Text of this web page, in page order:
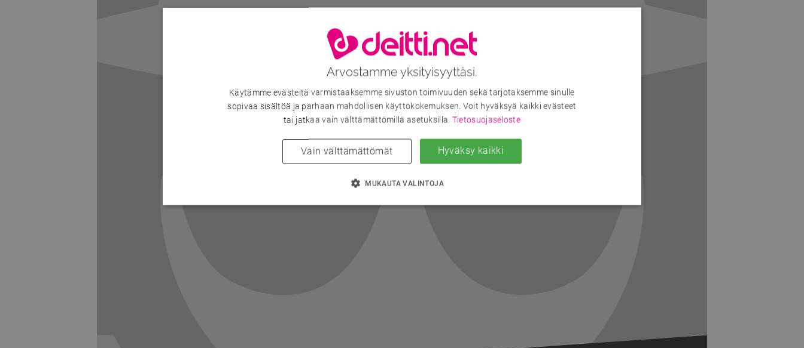
Next
Arvostamme yksityisyyttäsi.
Käytämme evästeitä varmistaaksemme sivuston toimivuuden sekä tarjotaksemme sinulle
sopivaa sisältöä ja parhaan mahdollisen käyttökokemuksen. Voit hyväksyä kaikki evästeet
tai jatkaa vain välttämättömillä asetuksilla. Tietosuojaseloste
Hyväksy kaikki
Vain välttämättömät
MUKAUTA VALINTOJA